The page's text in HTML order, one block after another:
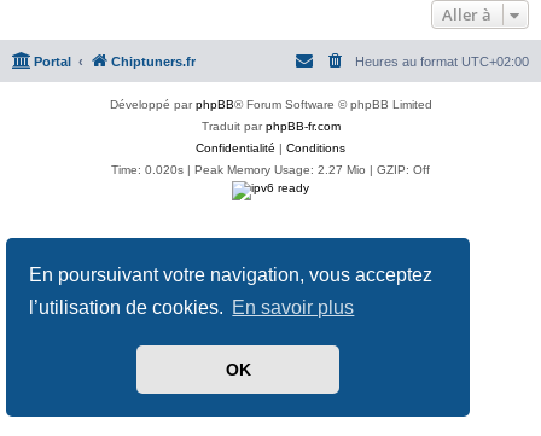
En poursuivant votre navigation, vous acceptez
l’utilisation de cookies. En savoir plus
OK
Aller à
Portal Chiptuners.fr Heures au format UTC+02:00
Développé parphpBB® Forum Software © phpBB Limited
Traduit parphpBB-fr.com
Confidentialité | Conditions
Time: 0.020s | Peak Memory Usage: 2.27 Mio | GZIP: Off